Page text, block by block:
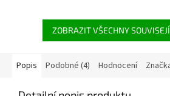
ZOBRAZIT VŠECHNY
Popis Podobné (4) Hodnocení